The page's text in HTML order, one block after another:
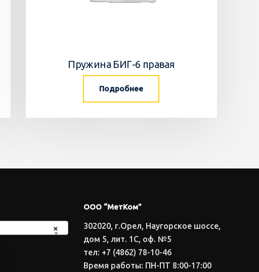
Пружина БИГ-6 правая
Подробнее
×
ООО “МетКом”
302020, г.Орел, Наугорское шоссе,
дом 5, лит. 1С, оф. №5
тел: +7 (4862) 78-10-46
Время работы: ПН-ПТ 8:00-17:00